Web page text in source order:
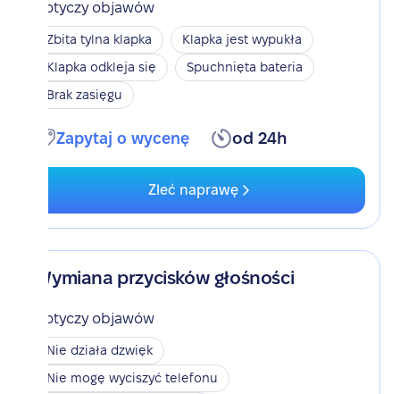
Dotyczy objawów
Zbita tylna klapka
Klapka jest wypukła
Klapka odkleja się
Spuchnięta bateria
Brak zasięgu
Zapytaj o wycenę od 24h
Zleć naprawę
Wymiana przycisków głośności
Dotyczy objawów
Nie działa dzwięk
Nie mogę wyciszyć telefonu